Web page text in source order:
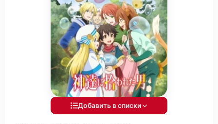
Добавить в списки